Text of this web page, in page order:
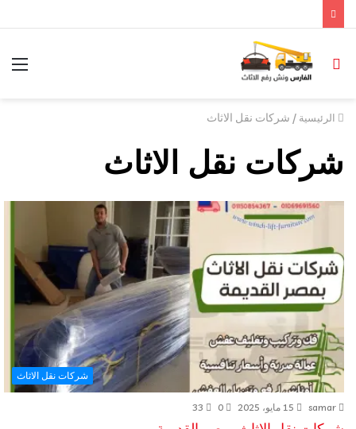
الرئيسية / شركات نقل الاثاث
شركات نقل الاثاث
شركات نقل الاثاث
samar 15 مايو، 2025 0
33